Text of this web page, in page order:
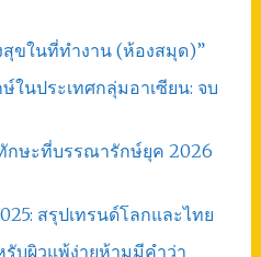
สุขในที่ทำงาน (ห้องสมุด)”
ในประเทศกลุ่มอาเซียน: จบ
ทักษะที่บรรณารักษ์ยุค 2026
สรุปเทรนด์โลกและไทย
บผิวแพ้ง่ายห้ามมีคำว่า